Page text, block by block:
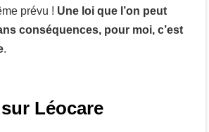
prévu ! Une loi que l’on peut
conséquences, pour moi, c’est
.
Léocare